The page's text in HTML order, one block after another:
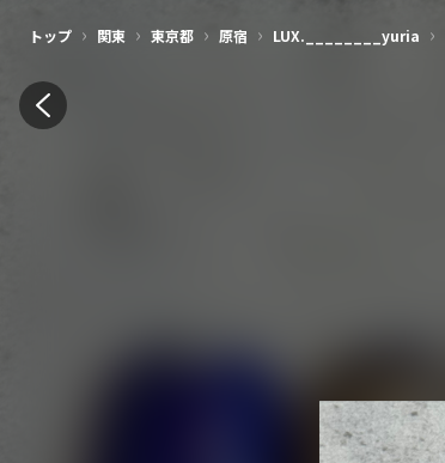
トップ › 関東 › 東京都 › 原宿 › LUX.________yuria ›